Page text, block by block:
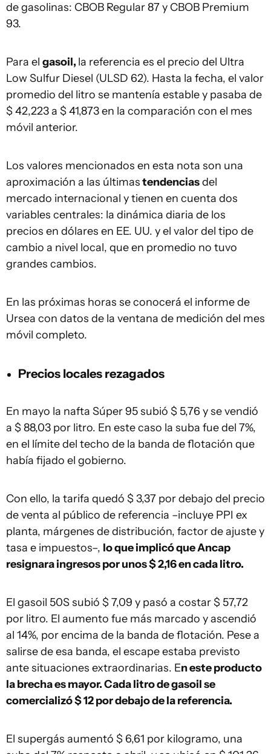
de gasolinas: CBOB Regular 87 y CBOB Premium
93.
Para el gasoil, la referencia es el precio del Ultra
Low Sulfur Diesel (ULSD 62). Hasta la fecha, el valor
promedio del litro se mantenía estable y pasaba de
$ 42,223 a $ 41,873 en la comparación con el mes
móvil anterior.
Los valores mencionados en esta nota son una
aproximación a las últimastendenciasdel
mercado internacional y tienen en cuenta dos
variables centrales: la dinámica diaria de los
precios en dólares en EE. UU. y el valor del tipo de
cambio a nivel local, que en promedio no tuvo
grandes cambios.
En las próximas horas se conocerá el informe de
Ursea con datos de la ventana de medición del mes
móvil completo.
Precios locales rezagados
En mayo la nafta Súper 95 subió $ 5,76 y se vendió
a $ 88,03 por litro. En este caso la suba fue del 7%,
en el límite del techo de la banda de flotación que
había fijado el gobierno.
Con ello, la tarifa quedó $ 3,37 por debajo del precio
de venta al público de referencia –incluye PPI ex
planta, márgenes de distribución, factor de ajuste y
tasa e impuestos–, lo que implicó que Ancap
resignara ingresos por unos $ 2,16 en cada litro.
El gasoil 50S subió $ 7,09 y pasó a costar $ 57,72
por litro. El aumento fue más marcado y ascendió
al 14%, por encima de la banda de flotación. Pese a
salirse de esa banda, el escape estaba previsto
ante situaciones extraordinarias. En este producto
la brecha es mayor. Cada litro de gasoil se
comercializó $ 12 por debajo de la referencia.
El supergás aumentó $ 6,61 por kilogramo, una